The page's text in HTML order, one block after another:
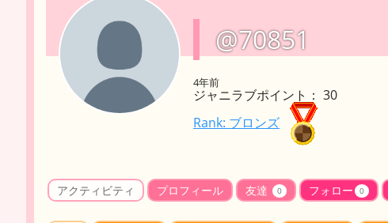
@70851
4年前
ジャニラブポイント： 30
Rank: ブロンズ
アクティビティ プロフィール 友達 0 フォロー 0